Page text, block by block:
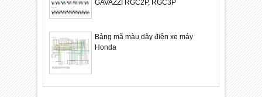
GAVAZZI RGC2P, RGC3P
Bảng mã màu dây điện xe máy
Honda